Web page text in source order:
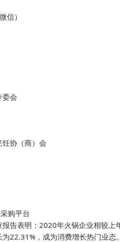
信）
会
会
委会
协（商）会
购平台
告表明：2020年火锅企业相较
22.31%，成为消费增长热门业态。